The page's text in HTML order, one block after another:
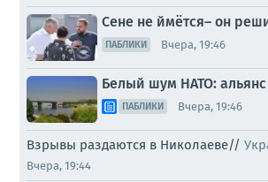
Сене не ймётся– он
ПАБЛИКИ Вчера, 19:46
Белый шум НАТО:
ПАБЛИКИ Вчера, 19:46
Взрывы раздаются в Николаеве//
Вчера, 19:44